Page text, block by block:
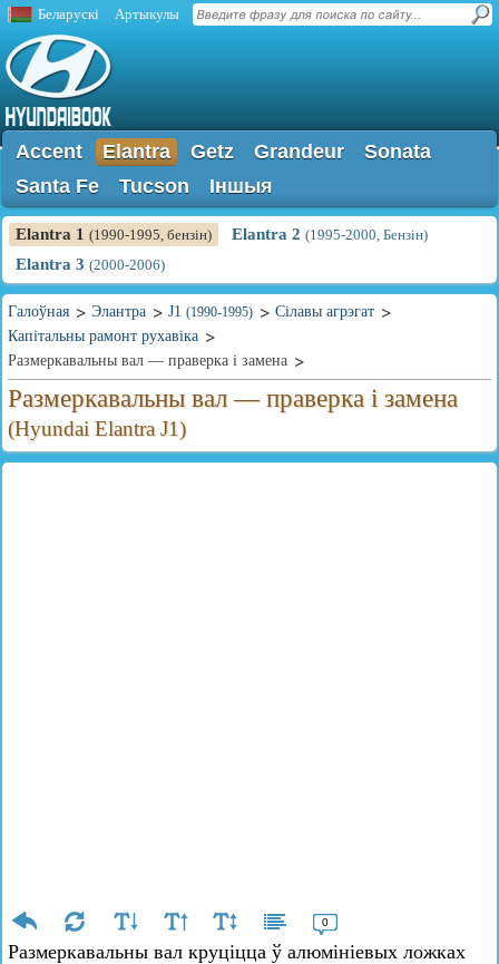
Беларускі Артыкулы
Accent Elantra Getz Grandeur
Sonata
Santa Fe
Tucson Іншыя
Elantra 1 (1990-1995, бензін) Elantra 2 (1995-2000, Бензін)
Elantra 3 (2000-2006)
Галоўная Элантра J1 (1990-1995)
Сілавы агрэгат
Капітальны рамонт рухавіка
Размеркавальны вал — праверка і замена
Размеркавальны вал — праверка і замена
(Hyundai Elantra J1)
0
Размеркавальны вал круціцца ў алюмініевых ложках